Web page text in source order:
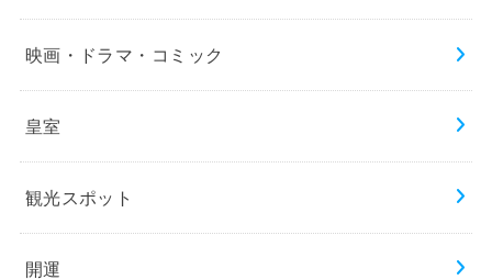
映画・ドラマ・コミック
皇室
観光スポット
開運